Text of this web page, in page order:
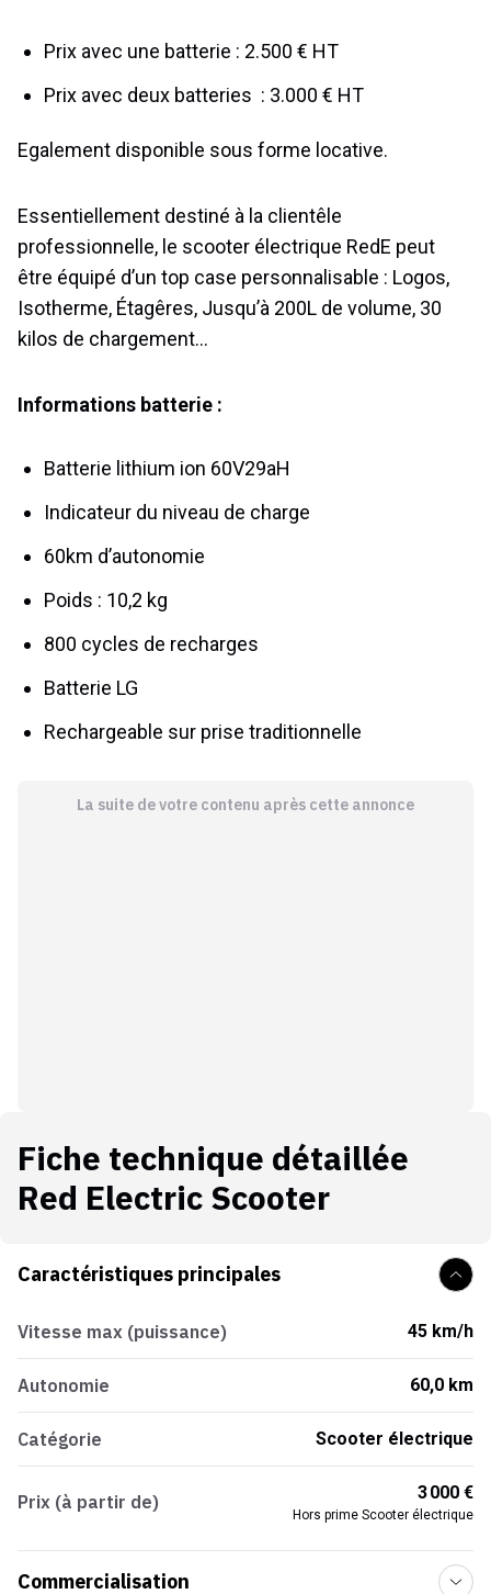
Prix avec une batterie : 2.500 € HT
Prix avec deux batteries : 3.000 € HT
Egalement disponible sous forme locative.
Essentiellement destiné à la clientêle
professionnelle, le scooter électrique RedE peut
être équipé d’un top case personnalisable : Logos,
Isotherme, Étagêres, Jusqu’à 200L de volume, 30
kilos de chargement…
Informations batterie :
Batterie lithium ion 60V29aH
Indicateur du niveau de charge
60km d’autonomie
Poids : 10,2 kg
800 cycles de recharges
Batterie LG
Rechargeable sur prise traditionnelle
La suite de votre contenu après cette annonce
Fiche technique détaillée
Red Electric Scooter
Caractéristiques principales
Vitesse max (puissance) 45 km/h
Autonomie 60,0 km
Catégorie Scooter électrique
Prix (à partir de) 3 000 €
Hors prime Scooter électrique
Commercialisation